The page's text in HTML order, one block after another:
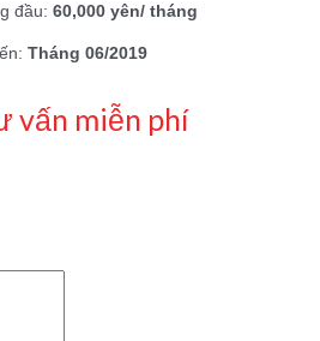
đầu: 60,000 yên/ tháng
Tháng 06/2019
vấn miễn phí